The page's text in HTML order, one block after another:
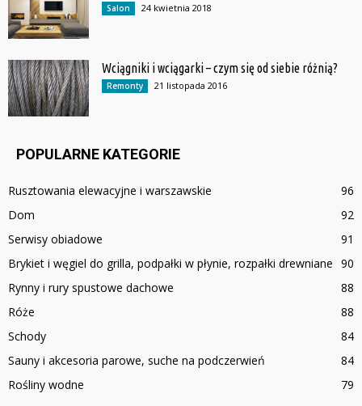
Salon 24 kwietnia 2018
Wciągniki i wciągarki – czym się od siebie różnią?
Remonty 21 listopada 2016
POPULARNE KATEGORIE
Rusztowania elewacyjne i warszawskie
96
Dom
92
Serwisy obiadowe
91
Brykiet i węgiel do grilla, podpałki w płynie, rozpałki drewniane 90
Rynny i rury spustowe dachowe
88
Róże
88
Schody
84
Sauny i akcesoria parowe, suche na podczerwień
84
Rośliny wodne
79